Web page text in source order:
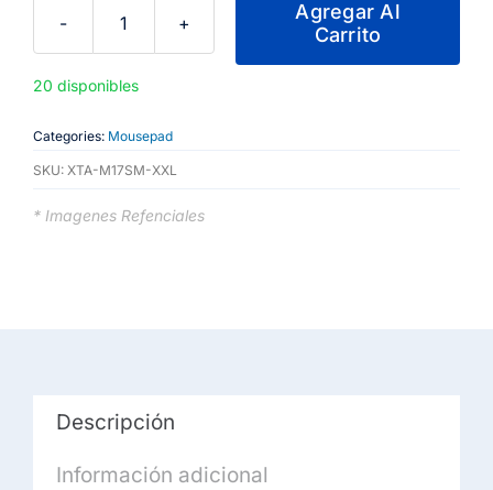
Xtech
Mouse
SpiderMan
Agregar Al
Carrito
20 disponibles
Categories: Mousepad
SKU: XTA-M17SM-XXL
* Imagenes Refenciales
Descripción
Información adicional